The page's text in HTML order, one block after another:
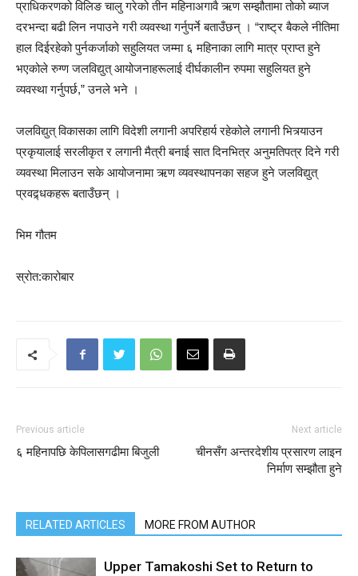
प्राधिकरणको विलिङ चालु गरेको तीन महिनाअगावै ऋण सम्झौतामा तोको ब्याज
दरभन्दा बढी लिन नपाउने गरी व्यवस्था गर्नुपर्ने बताउँछन् । “राष्ट्र बैकले नीतिमा
हाल दिईरहेको पुर्नकर्जाको सहुलियत जम्मा ६ महिनाका लागि मात्र प्राप्त हुने
भएकोले रुग्ण जलविद्युत् आयोजनाहरूलाई दीर्घकालीन रुपमा सहुलियत हुने
व्यवस्था गर्नुपर्छ,” उनले भने ।
जलविद्युत् विकासका लागि विदेशी लगानी अपरिहार्य रहेकोले लगानी भित्र्याउन
प्रकृयालाई सरलीकृत र लगानी मैत्री बनाई सात दिनभित्र अनुमतिपत्र दिने गरी
व्यवस्था मिलाउन सके आयोजनामा ऋण व्यवस्थापनका सहज हुने जलविद्युत्
प्रवद्र्धकहरू बताउँछन् ।
भिम गौतम
स्रोत:कारोबार
Previous article
६ महिनापछि केपिलासगढीमा बिजुली
Next article
चीनसँग अन्तरदेशीय प्रसारण लाइन
निर्माण सम्झौता हुने
RELATED ARTICLES MORE FROM AUTHOR
Upper Tamakoshi Set to Return to